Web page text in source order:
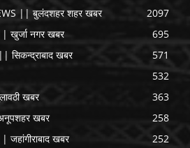
|| बुलंदशहर शहर खबर
2097
खुर्जा नगर खबर
695
खबर
571
532
खबर
363
खबर
258
खबर
252